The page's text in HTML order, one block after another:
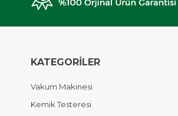
KATEGORİLER
Vakum Makinesi
Kemik Testeresi